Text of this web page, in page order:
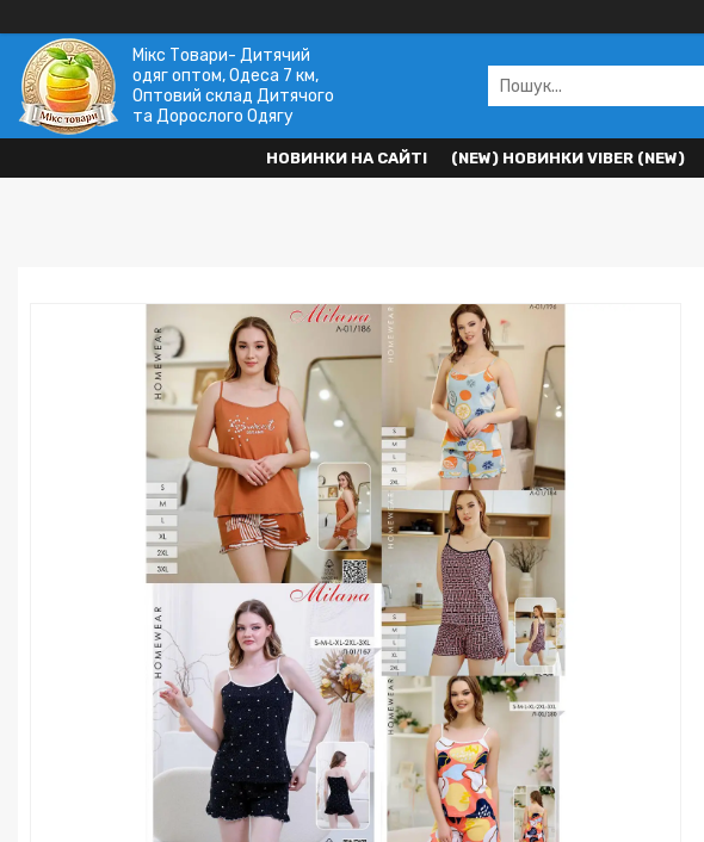
Мікс Товари- Дитячий
одяг оптом, Одеса 7 км,
Оптовий склад Дитячого
та Дорослого Одягу
НОВИНКИ НА САЙТІ (NEW) НОВИНКИ VIBER (NEW)